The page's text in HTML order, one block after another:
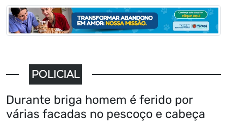
POLICIAL
Durante briga homem é ferido por
várias facadas no pescoço e cabeça